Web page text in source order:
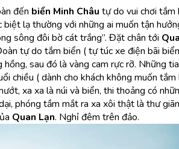
đến biển Minh Châu tự do vui chơi tắm
lạ thường với những ai muốn tận
sông đôi bờ cát trắng”. Đặt chân tới
tự do tắm biển ( tự túc xe điện bãi
sau đó là vàng cam rực rỡ. Những
chiều ( dành cho khách không muốn
xa xa là núi và biển, thi thoảng có
phóng tầm mắt ra xa xôi thật là thư
Quan Lạn. Nghỉ đêm trên đảo.